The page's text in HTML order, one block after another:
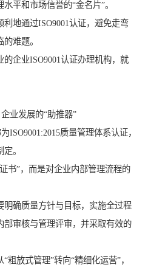
平和市场信誉的“金名片”。
利地通过ISO9001认证，避免走弯
难题。
的企业ISO9001认证办理机构，就
业发展的“助推器”
ISO9001:2015质量管理体系认证，
。
书”，而是对企业内部管理流程的
明确质量方针与目标，实施全过程
部审核与管理评审，并采取有效的
粗放式管理”转向“精细化运营”，